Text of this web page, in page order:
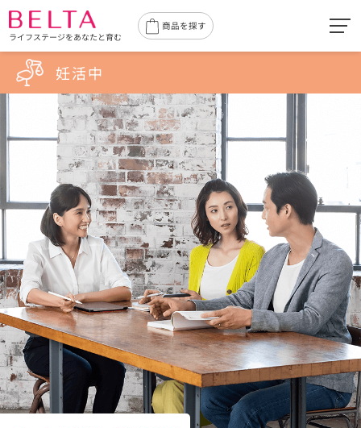
ライフステージをあなたと育む
商品を探す
妊活中